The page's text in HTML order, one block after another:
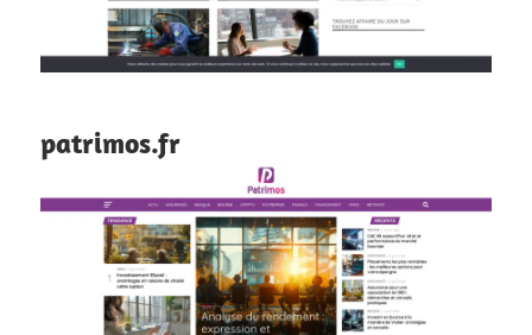
patrimos.fr